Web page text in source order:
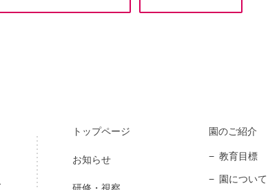
トップページ
お知らせ
園のご紹介
教育目標
園について